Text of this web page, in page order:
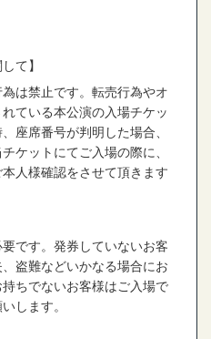
て】
は禁止です。転売行為やオ
ている本公演の入場チケッ
座席番号が判明した場合、
ケットにてご入場の際に、
人様確認をさせて頂きます
です。発券していないお客
盗難などいかなる場合にお
ちでないお客様はご入場で
します。